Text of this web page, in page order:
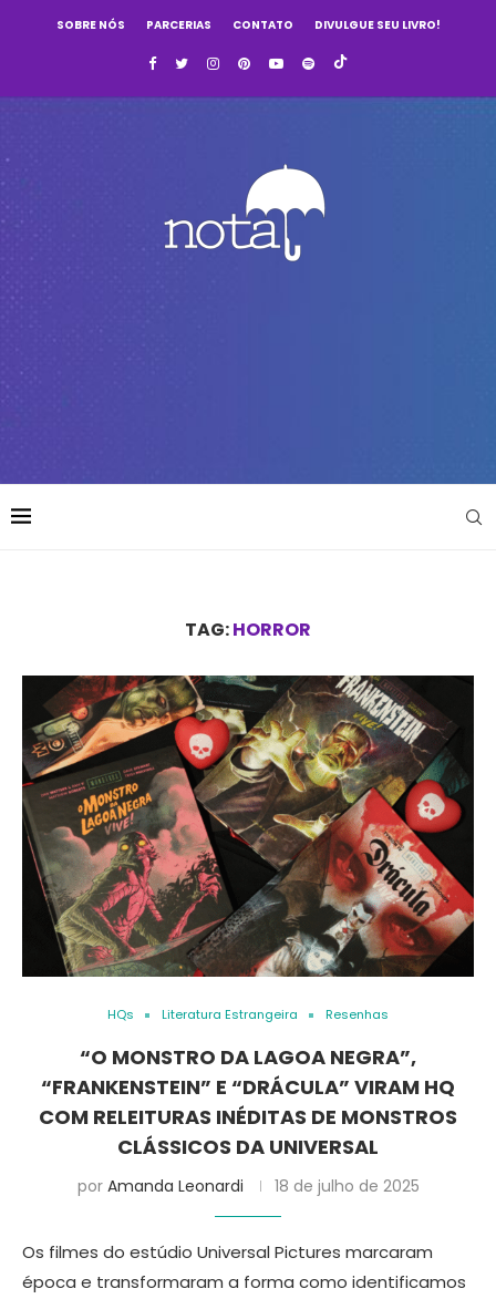
SOBRE NÓS PARCERIAS CONTATO DIVULGUE SEU LIVRO!
TAG:HORROR
HQs Literatura Estrangeira Resenhas
“O MONSTRO DA LAGOA NEGRA”,
“FRANKENSTEIN” E “DRÁCULA” VIRAM HQ
COM RELEITURAS INÉDITAS DE MONSTROS
CLÁSSICOS DA UNIVERSAL
por Amanda Leonardi 18 de julho de 2025
Os filmes do estúdio Universal Pictures marcaram
época e transformaram a forma como identificamos